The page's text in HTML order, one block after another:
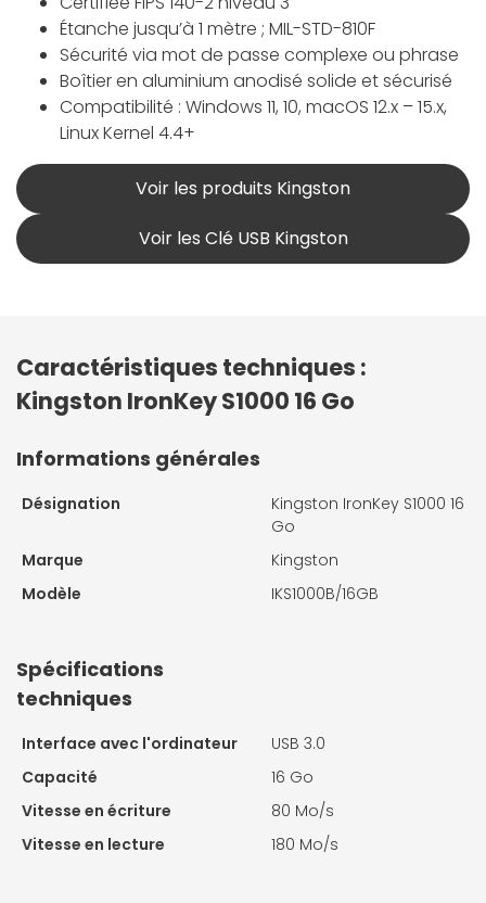
Étanche jusqu’à 1 mètre ; MIL-STD-810F
Sécurité via mot de passe complexe ou phrase
Boîtier en aluminium anodisé solide et sécurisé
Compatibilité : Windows 11, 10, macOS 12.x – 15.x,
Linux Kernel 4.4+
Voir les produits Kingston
Voir les Clé USB Kingston
Caractéristiques techniques :
Kingston IronKey S1000 16 Go
Informations générales
Désignation
Kingston IronKey S1000 16
Go
Marque
Kingston
Modèle
IKS1000B/16GB
Spécifications
techniques
Interface avec l'ordinateur
USB 3.0
Capacité
16 Go
Vitesse en écriture
80 Mo/s
Vitesse en lecture
180 Mo/s